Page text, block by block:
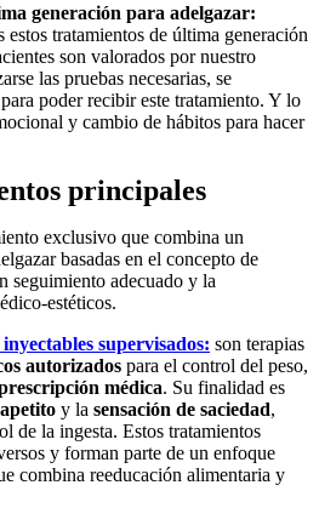
generación para adelgazar:
tratamientos de última generación
son valorados por nuestro
las pruebas necesarias, se
poder recibir este tratamiento. Y lo
y cambio de hábitos para hacer
principales
exclusivo que combina un
basadas en el concepto de
seguimiento adecuado y la
estéticos.
supervisados: son terapias
autorizados para el control del peso,
médica. Su finalidad es
y la sensación de saciedad,
de la ingesta. Estos tratamientos
y forman parte de un enfoque
combina reeducación alimentaria y